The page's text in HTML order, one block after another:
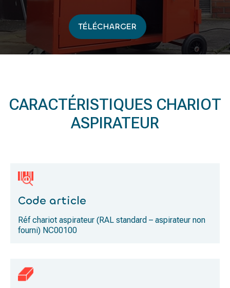
TÉLÉCHARGER
CARACTÉRISTIQUES CHARIOT
ASPIRATEUR
Code article
Réf chariot aspirateur (RAL standard – aspirateur non
fourni) NC00100